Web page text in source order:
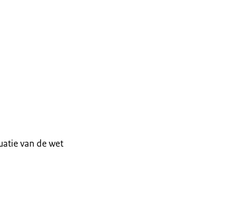
van de wet